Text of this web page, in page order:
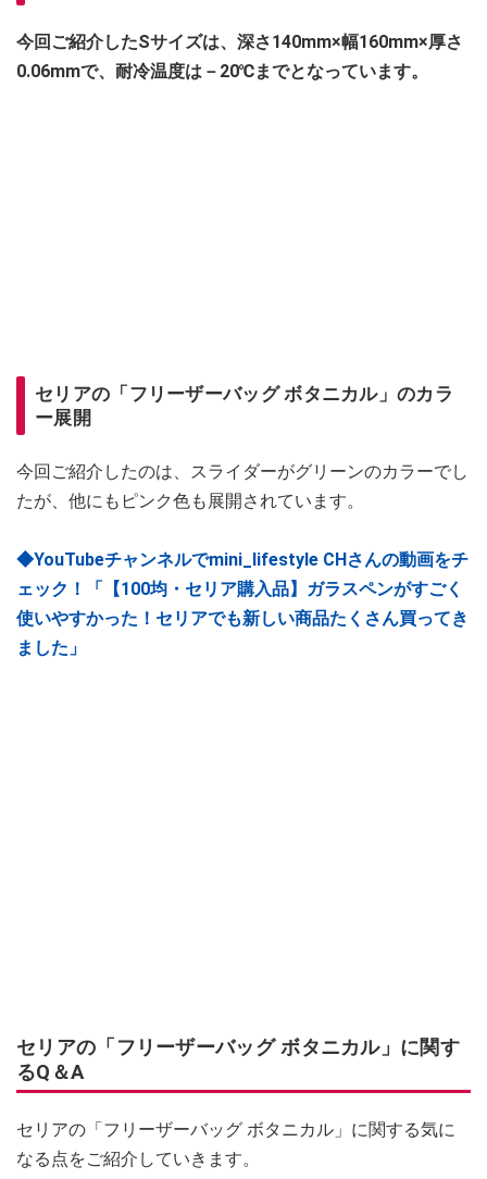
今回ご紹介したSサイズは、深さ140mm×幅160mm×厚さ
0.06mmで、耐冷温度は－20℃までとなっています。
セリアの「フリーザーバッグ ボタニカル」のカラ
ー展開
今回ご紹介したのは、スライダーがグリーンのカラーでし
たが、他にもピンク色も展開されています。
◆YouTubeチャンネルでmini_lifestyle CHさんの動画をチ
ェック！「【100均・セリア購入品】ガラスペンがすごく
使いやすかった！セリアでも新しい商品たくさん買ってき
ました」
セリアの「フリーザーバッグ ボタニカル」に関す
るQ＆A
セリアの「フリーザーバッグ ボタニカル」に関する気に
なる点をご紹介していきます。